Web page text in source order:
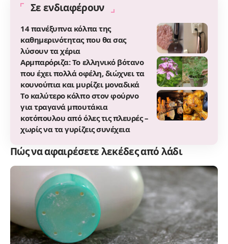
Σε ενδιαφέρουν
14 πανέξυπνα κόλπα της
καθημερινότητας που θα σας
λύσουν τα χέρια
Αρμπαρόριζα: Το ελληνικό βότανο
που έχει πολλά οφέλη, διώχνει τα
κουνούπια και μυρίζει μοναδικά
Το καλύτερο κόλπο στον φούρνο
για τραγανά μπουτάκια
κοτόπουλου από όλες τις πλευρές –
χωρίς να τα γυρίζεις συνέχεια
Πώς να αφαιρέσετε λεκέδες από λάδι